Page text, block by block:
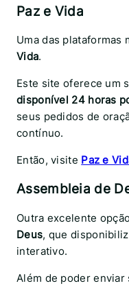
Paz e Vida
Uma das plataformas
Vida.
Este site oferece um
disponível 24 horas
seus pedidos de
contínuo.
Então, visite Paz e
Assembleia de
Outra excelente
Deus, que
interativo.
Além de poder enviar